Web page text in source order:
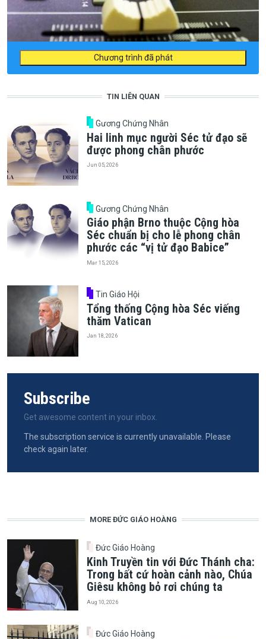
Chương trình đã phát
TIN LIÊN QUAN
Gương Chứng Nhân
Hai linh mục người Séc tử đạo sẽ
được phong chân phước
Jun 05, 2026
Gương Chứng Nhân
Giáo phận Brno thuộc Cộng hòa
Séc chuẩn bị cho lễ phong chân
phước các “vị tử đạo Babice”
Mar 15, 2026
Tin Giáo Hội
Tổng thống Cộng hòa Séc viếng
thăm Vatican
Jan 18, 2026
Subscribe
Get awesome content in your inbox.
The subscription service is currently unavailable. Please
check again later.
MORE ĐỨC GIÁO HOÀNG
Đức Giáo Hoàng
Kinh Truyền tin với Đức Thánh cha:
Trong bất cứ hoàn cảnh nào, Chúa
Giêsu không bỏ rơi chúng ta
Aug 10, 2026
Đức Giáo Hoàng